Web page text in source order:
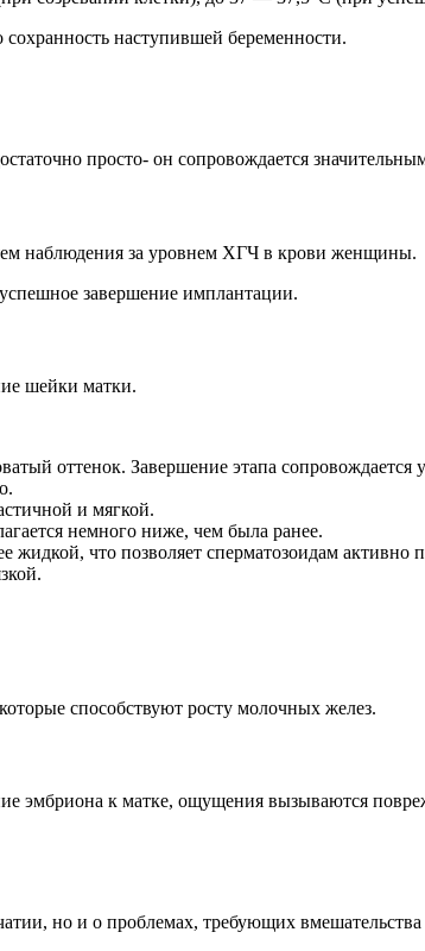
наступившей беременности.
просто- он сопровождается
наблюдения за уровнем ХГЧ в крови женщины.
завершение имплантации.
шейки матки.
оттенок. Завершение этапа
и мягкой.
немного ниже, чем была ранее.
что позволяет сперматозоидам активно
способствуют росту молочных желез.
эмбриона к матке, ощущения вызываются
но и о проблемах, требующих вмешательства